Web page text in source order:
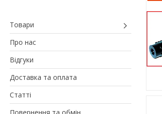
Товари
Про нас
Відгуки
Доставка та оплата
Статті
Повернення та обмін